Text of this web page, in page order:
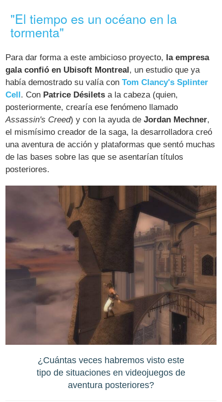
"El tiempo es un océano en la
tormenta"
Para dar forma a este ambicioso proyecto, la empresa
gala confió en Ubisoft Montreal , un estudio que ya
había demostrado su valía conTom Clancy's Splinter
Cell . Con Patrice Désilets a la cabeza (quien,
posteriormente, crearía ese fenómeno llamado
Assassin's Creed) y con la ayuda deJordan Mechner,
el mismísimo creador de la saga, la desarrolladora creó
una aventura de acción y plataformas que sentó muchas
de las bases sobre las que se asentarían títulos
posteriores.
¿Cuántas veces habremos visto este
tipo de situaciones en videojuegos de
aventura posteriores?